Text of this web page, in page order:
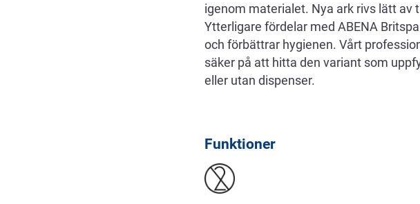
igenom materialet. Nya ark rivs lätt av
Ytterligare fördelar med ABENA
och förbättrar hygienen. Vårt
säker på att hitta den variant som
eller utan dispenser.
Funktioner